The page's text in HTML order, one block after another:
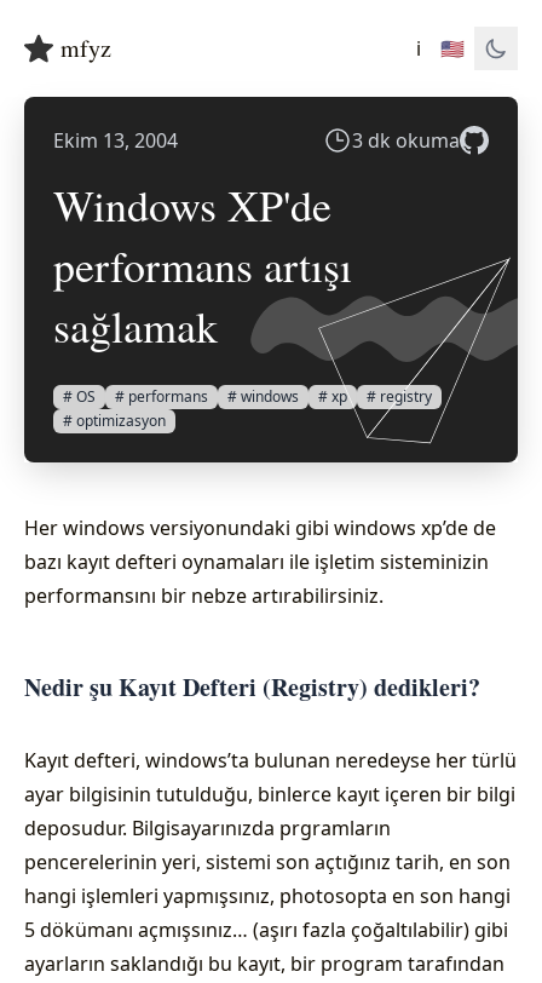
mfyz ℹ️ 🇺🇸
Ekim 13, 2004 3 dk okuma
Windows XP'de
performans artışı
sağlamak
# OS # performans # windows # xp
# registry
# optimizasyon
Her windows versiyonundaki gibi windows xp’de de
bazı kayıt defteri oynamaları ile işletim sisteminizin
performansını bir nebze artırabilirsiniz.
Nedir şu Kayıt Defteri (Registry) dedikleri?
Kayıt defteri, windows’ta bulunan neredeyse her türlü
ayar bilgisinin tutulduğu, binlerce kayıt içeren bir bilgi
deposudur. Bilgisayarınızda prgramların
pencerelerinin yeri, sistemi son açtığınız tarih, en son
hangi işlemleri yapmışsınız, photosopta en son hangi
5 dökümanı açmışsınız… (aşırı fazla çoğaltılabilir) gibi
ayarların saklandığı bu kayıt, bir program tarafından